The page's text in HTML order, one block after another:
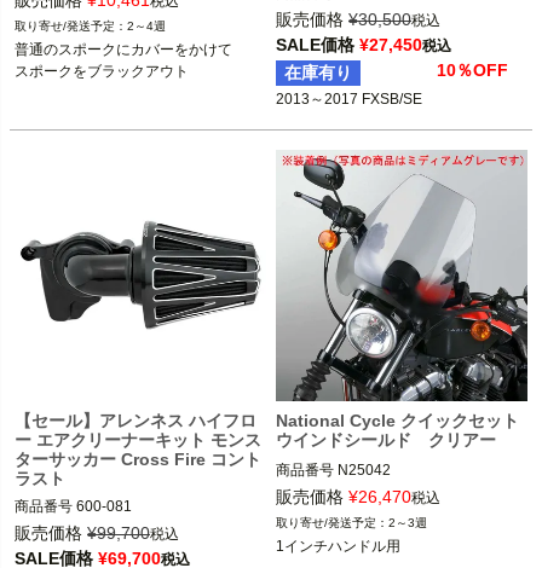
16、18、19、21インチのスポークホ
イール
DK Custom（ＤＫカスタム）
2～4週
普通のスポークにカバーをかけて
スポークをブラックアウト
5MS：575424
2013～2017 FXSB/SE
販売価格 ¥30,500税込
SALE価格 ¥27,450税込
在庫有り 10％OFF
2013～2017 FXSB/SE
【セール】アレンネス ハイフロ
ー エアクリーナーキット モンス
ターサッカー Cross Fire コント
ラスト
商品番号 600-081
2008～2016 FLHX/S、FLTRX/S、FLH
販売価格 ¥99,700税込
SALE価格 ¥69,700税込
National Cycle クイックセット
ウインドシールド クリアー
商品番号 N25042
1インチ径(25.4mm)ハンドルバー
national cycle（ナショナル サイク
販売価格 ¥26,470税込
2～3週
1インチハンドル用